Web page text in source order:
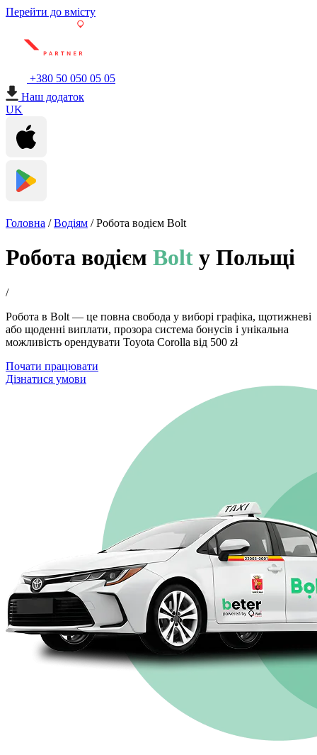
Перейти до вмісту
+380 50 050 05 05
Наш додаток
UK
Головна /Водіям /Робота водієм Bolt
Робота водієм Bolt у Польщі
/
Робота в Bolt — це повна свобода у виборі графіка, щотижневі
або щоденні виплати, прозора система бонусів і унікальна
можливість орендувати Toyota Corolla від 500 zł
Почати працювати
Дізнатися умови